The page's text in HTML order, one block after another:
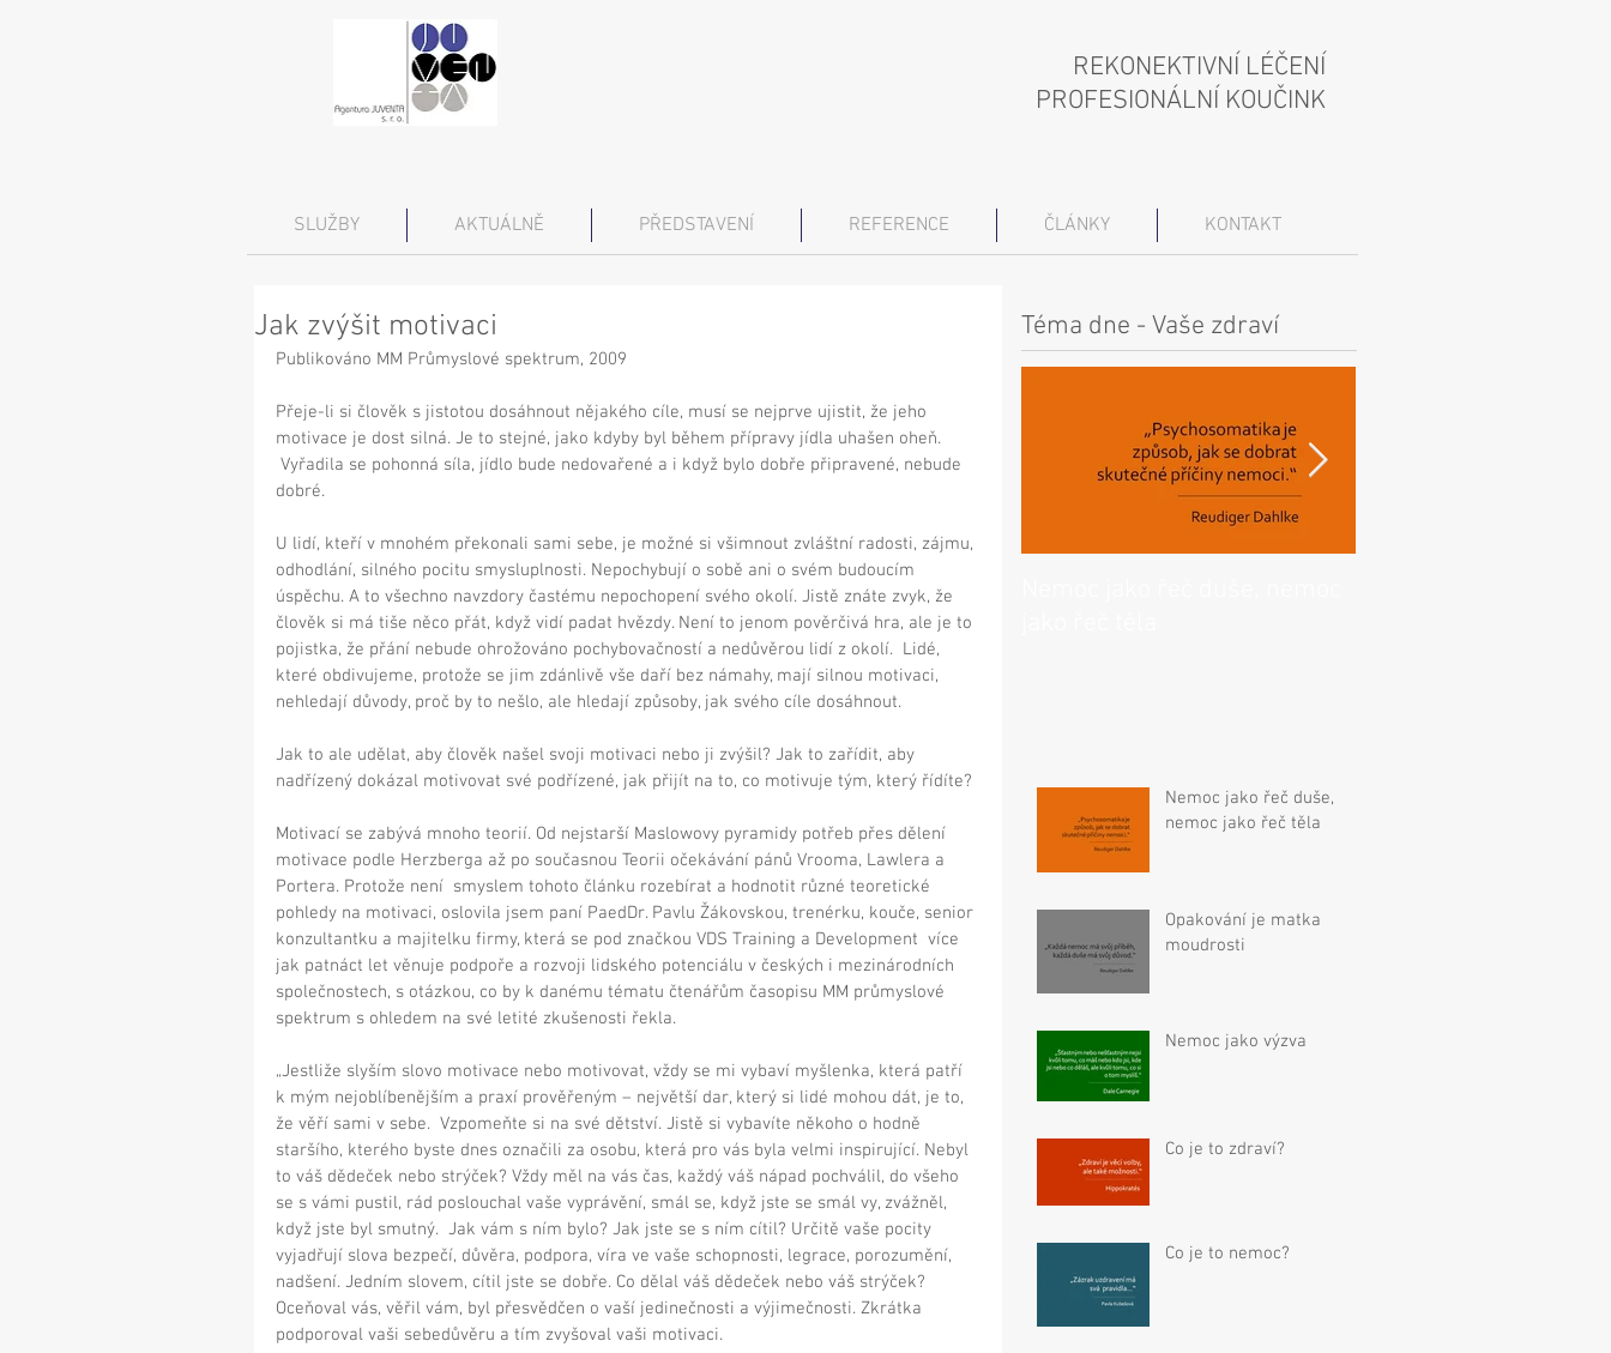
REKONEKTIVNÍ LÉČENÍ
PROFESIONÁLNÍ KOUČINK
SLUŽBY AKTUÁLNĚ PŘEDSTAVENÍ REFERENCE ČLÁNKY KONTAKT
Jak zvýšit motivaci
Publikováno MM Průmyslové spektrum, 2009
Přeje-li si člověk s jistotou dosáhnout nějakého cíle, musí se nejprve ujistit, že jeho
motivace je dost silná. Je to stejné, jako kdyby byl během přípravy jídla uhašen oheň.
dobré.
U lidí, kteří v mnohém překonali sami sebe, je možné si všimnout zvláštní radosti, zájmu,
odhodlání, silného pocitu smysluplnosti. Nepochybují o sobě ani o svém budoucím
úspěchu. A to všechno navzdory častému nepochopení svého okolí. Jistě znáte zvyk, že
člověk si má tiše něco přát, když vidí padat hvězdy. Není to jenom pověrčivá hra, ale je to
pojistka, že přání nebude ohrožováno pochybovačností a nedůvěrou lidí z okolí.  Lidé,
které obdivujeme, protože se jim zdánlivě vše daří bez námahy, mají silnou motivaci,
nehledají důvody, proč by to nešlo, ale hledají způsoby, jak svého cíle dosáhnout.
Jak to ale udělat, aby člověk našel svoji motivaci nebo ji zvýšil? Jak to zařídit, aby
nadřízený dokázal motivovat své podřízené, jak přijít na to, co motivuje tým, který řídíte?
Motivací se zabývá mnoho teorií. Od nejstarší Maslowovy pyramidy potřeb přes dělení
motivace podle Herzberga až po současnou Teorii očekávání pánů Vrooma, Lawlera a
Portera. Protože není  smyslem tohoto článku rozebírat a hodnotit různé teoretické
pohledy na motivaci, oslovila jsem paní PaedDr. Pavlu Žákovskou, trenérku, kouče, senior
konzultantku a majitelku firmy, která se pod značkou VDS Training a Development  více
jak patnáct let věnuje podpoře a rozvoji lidského potenciálu v českých i mezinárodních
společnostech, s otázkou, co by k danému tématu čtenářům časopisu MM průmyslové
spektrum s ohledem na své letité zkušenosti řekla.
„Jestliže slyším slovo motivace nebo motivovat, vždy se mi vybaví myšlenka, která patří
k mým nejoblíbenějším a praxí prověřeným – největší dar, který si lidé mohou dát, je to,
že věří sami v sebe.  Vzpomeňte si na své dětství. Jistě si vybavíte někoho o hodně
staršího, kterého byste dnes označili za osobu, která pro vás byla velmi inspirující. Nebyl
to váš dědeček nebo strýček? Vždy měl na vás čas, každý váš nápad pochválil, do všeho
se s vámi pustil, rád poslouchal vaše vyprávění, smál se, když jste se smál vy, zvážněl,
když jste byl smutný.  Jak vám s ním bylo? Jak jste se s ním cítil? Určitě vaše pocity
vyjadřují slova bezpečí, důvěra, podpora, víra ve vaše schopnosti, legrace, porozumění,
nadšení. Jedním slovem, cítil jste se dobře. Co dělal váš dědeček nebo váš strýček?
Oceňoval vás, věřil vám, byl přesvědčen o vaší jedinečnosti a výjimečnosti. Zkrátka
podporoval vaši sebedůvěru a tím zvyšoval vaši motivaci.
Téma dne - Vaše zdraví
Nemoc jako řeč duše,
nemoc jako řeč těla
Opakování je matka
moudrosti
Nemoc jako výzva
Co je to zdraví?
Co je to nemoc?